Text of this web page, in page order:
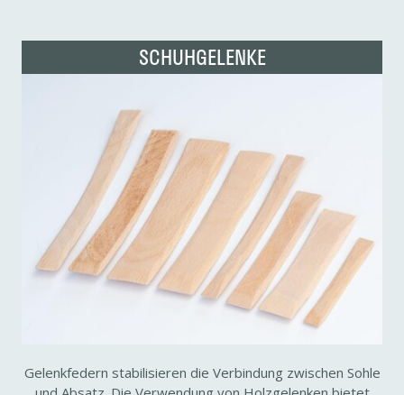
SCHUH­GE­LENKE
Gelenk­fe­dern stabi­li­sieren die Verbin­dung zwischen Sohle